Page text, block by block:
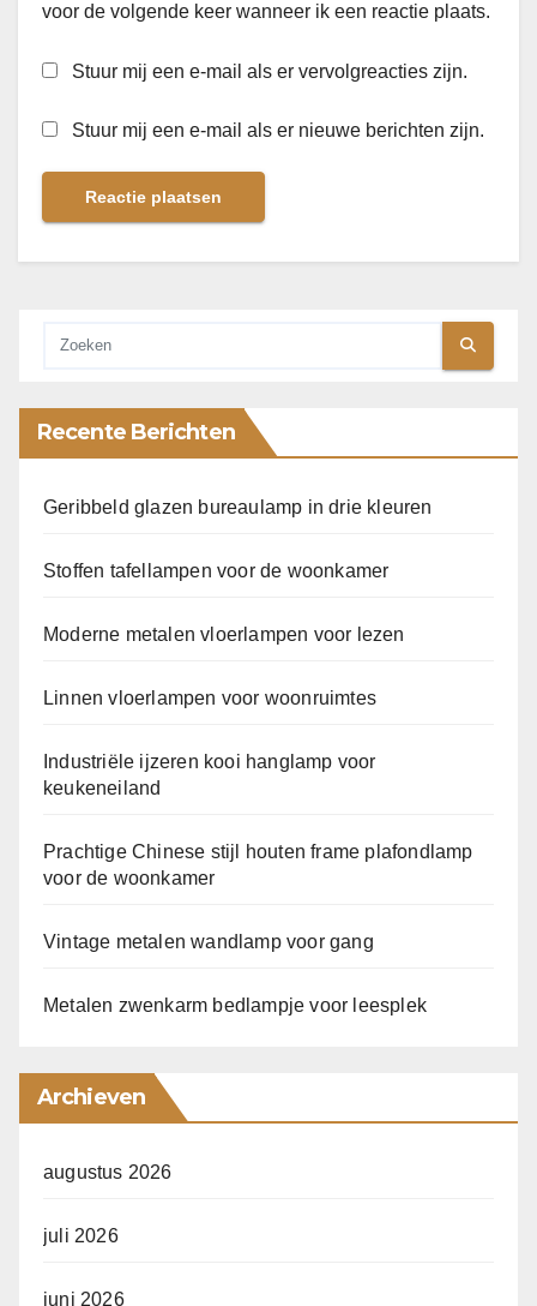
voor de volgende keer wanneer ik een reactie plaats.
Stuur mij een e-mail als er vervolgreacties zijn.
Stuur mij een e-mail als er nieuwe berichten zijn.
Recente Berichten
Geribbeld glazen bureaulamp in drie kleuren
Stoffen tafellampen voor de woonkamer
Moderne metalen vloerlampen voor lezen
Linnen vloerlampen voor woonruimtes
Industriële ijzeren kooi hanglamp voor
keukeneiland
Prachtige Chinese stijl houten frame plafondlamp
voor de woonkamer
Vintage metalen wandlamp voor gang
Metalen zwenkarm bedlampje voor leesplek
Archieven
augustus 2026
juli 2026
juni 2026